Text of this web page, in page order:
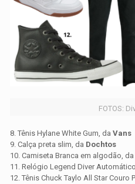
FOTOS:
8. Tênis Hylane White Gum, daVans
9. Calça preta slim, da Dochtos
10. Camiseta Branca em algodão, da
11. Relógio Legend Diver
12. Tênis Chuck Taylo All Star Couro